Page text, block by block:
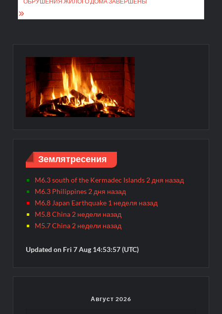
Землятресения
M6.3 south of the Kermadec Islands 2 дня назад
M6.3 Philippines 2 дня назад
M6.8 Japan Earthquake 1 неделя назад
M5.8 China 2 недели назад
M5.7 China 2 недели назад
Updated on Fri 7 Aug 14:53:57 (UTC)
Август 2026